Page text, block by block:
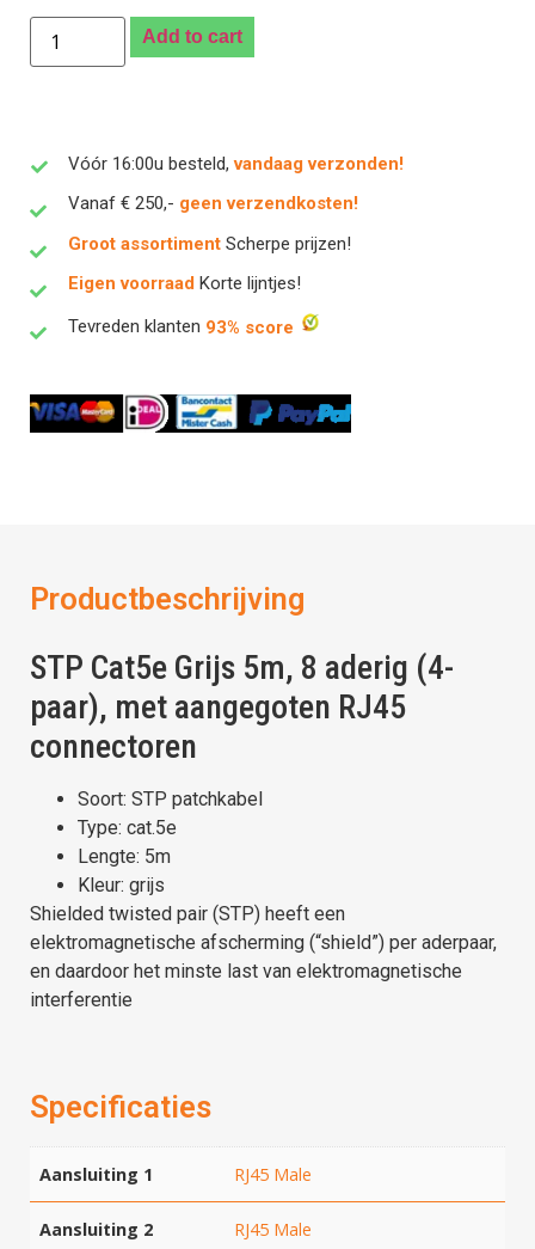
Add to cart
Vóór 16:00u besteld,vandaag verzonden!
Vanaf € 250,- geen verzendkosten!
Groot assortiment Scherpe prijzen!
Eigen voorraad Korte lijntjes!
Tevreden klanten 93% score
Productbeschrijving
STP Cat5e Grijs 5m, 8 aderig (4-
paar), met aangegoten RJ45
connectoren
Soort: STP patchkabel
Type: cat.5e
Lengte: 5m
Kleur: grijs
Shielded twisted pair (STP) heeft een
elektromagnetische afscherming (“shield”) per aderpaar,
en daardoor het minste last van elektromagnetische
interferentie
Specificaties
Aansluiting 1 RJ45 Male
Aansluiting 2 RJ45 Male